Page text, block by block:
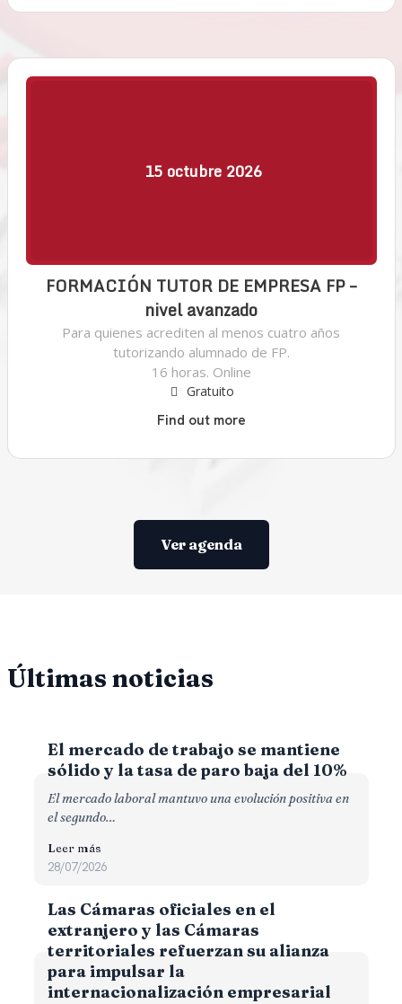
15 octubre 2026
FORMACIÓN TUTOR DE EMPRESA FP –
nivel avanzado
Para quienes acrediten al menos cuatro años
tutorizando alumnado de FP.
16 horas. Online
Gratuito
Find out more
Ver agenda
Últimas noticias
El mercado de trabajo se mantiene
sólido y la tasa de paro baja del 10%
El mercado laboral mantuvo una evolución positiva en
el segundo…
Leer más
28/07/2026
Las Cámaras oficiales en el
extranjero y las Cámaras
territoriales refuerzan su alianza
para impulsar la
internacionalización empresarial